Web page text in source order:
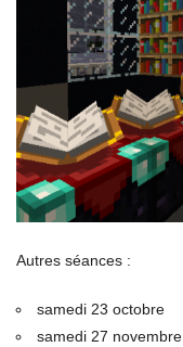
Autres séances :
samedi 23 octobre
samedi 27 novembre